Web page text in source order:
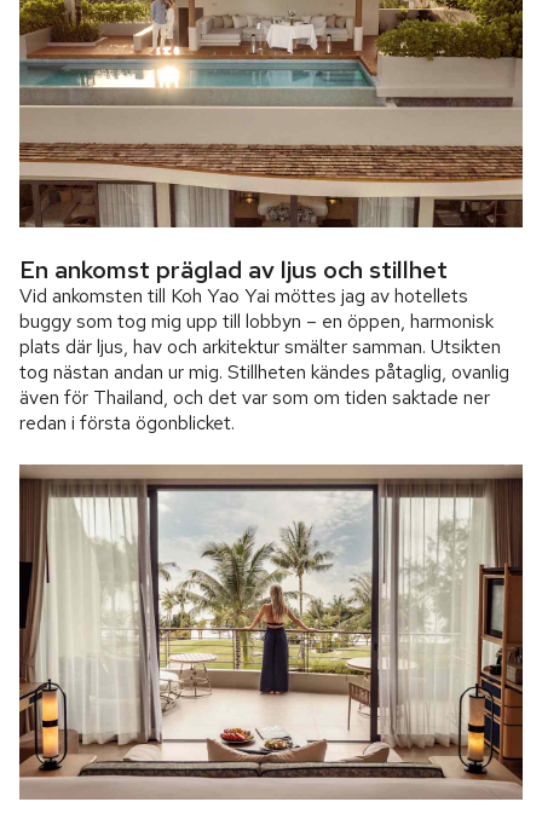
En ankomst präglad av ljus och stillhet
Vid ankomsten till Koh Yao Yai möttes jag av hotellets
buggy som tog mig upp till lobbyn – en öppen, harmonisk
plats där ljus, hav och arkitektur smälter samman. Utsikten
tog nästan andan ur mig. Stillheten kändes påtaglig, ovanlig
även för Thailand, och det var som om tiden saktade ner
redan i första ögonblicket.